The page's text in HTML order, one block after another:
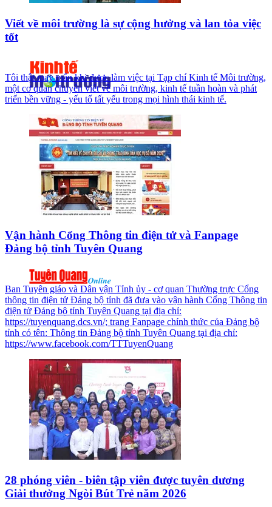
Viết về môi trường là sự cộng hưởng và lan tỏa việc
tốt
Tôi thật may mắn khi được làm việc tại Tạp chí Kinh tế Môi trường,
một cơ quan chuyên viết về môi trường, kinh tế tuần hoàn và phát
triển bền vững - yếu tố tất yếu trong mọi hình thái kinh tế.
Vận hành Cổng Thông tin điện tử và Fanpage
Đảng bộ tỉnh Tuyên Quang
Ban Tuyên giáo và Dân vận Tỉnh ủy - cơ quan Thường trực Cổng
thông tin điện tử Đảng bộ tỉnh đã đưa vào vận hành Cổng Thông tin
điện tử Đảng bộ tỉnh Tuyên Quang tại địa chỉ:
https://tuyenquang.dcs.vn/; trang Fanpage chính thức của Đảng bộ
tỉnh có tên: Thông tin Đảng bộ tỉnh Tuyên Quang tại địa chỉ:
https://www.facebook.com/TTTuyenQuang
28 phóng viên - biên tập viên được tuyên dương
Giải thưởng Ngòi Bút Trẻ năm 2026